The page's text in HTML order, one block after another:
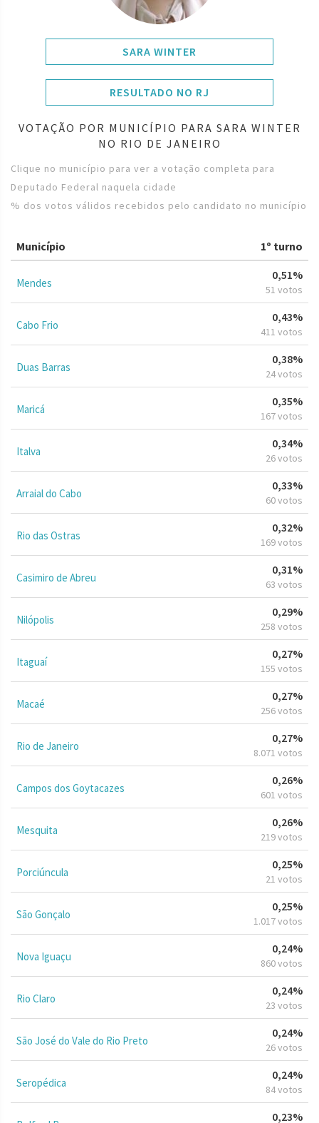
SARA WINTER
RESULTADO NO RJ
VOTAÇÃO POR MUNICÍPIO PARA SARA WINTER
NO RIO DE JANEIRO
Clique no município para ver a votação completa para
Deputado Federal naquela cidade
% dos votos válidos recebidos pelo candidato no município
Município 1º turno
Mendes
0,51%
51 votos
Cabo Frio
0,43%
411 votos
Duas Barras
0,38%
24 votos
Maricá
0,35%
167 votos
Italva
0,34%
26 votos
Arraial do Cabo
0,33%
60 votos
Rio das Ostras
0,32%
169 votos
Casimiro de Abreu
0,31%
63 votos
Nilópolis
0,29%
258 votos
Itaguaí
0,27%
155 votos
Macaé
0,27%
256 votos
Rio de Janeiro
0,27%
8.071 votos
Campos dos Goytacazes
0,26%
601 votos
Mesquita
0,26%
219 votos
Porciúncula
0,25%
21 votos
São Gonçalo
0,25%
1.017 votos
Nova Iguaçu
0,24%
860 votos
Rio Claro
0,24%
23 votos
São José do Vale do Rio Preto
0,24%
26 votos
Seropédica
0,24%
84 votos
0,23%